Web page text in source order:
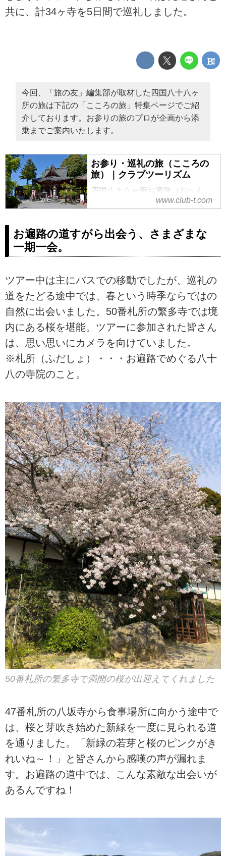
共に、計34ヶ寺を5日間で巡礼しました。
今回、「旅の友」編集部が取材した四国八十八ヶ
所の旅は下記の「こころの旅」特集ページでご紹
介しております。お参りの旅のプロが企画から添
乗までご案内いたします。
お参り・巡礼の旅（こころの
旅）｜クラブツーリズム
四国八十八ヶ所お遍路（おへん
ろ）旅ツアーなら、三十余年の経
も安心。その他、西国・坂東・秩
www.club-t.com
お遍路の道すがら出会う、さまざまな
一期一会。
ツアー中は主にバスでの移動でしたが、巡礼の
道をたどる途中では、春という時季ならではの
自然に出会いました。50番札所の繁多寺では境
内にある桜を堪能。ツアーに参加された皆さん
は、思い思いにカメラを向けていました。
※札所（ふだしょ）・・・お遍路でめぐる八十
八の寺院のこと。
50番札所の繁多寺で満開の桜が出迎えてくれました
47番札所の八坂寺から食事場所に向かう途中で
は、桜と芽吹き始めた新緑を一度に見られる道
を通りました。「新緑の若芽と桜のピンクがき
れいね～！」と皆さんから感嘆の声が漏れま
す。お遍路の道中では、こんな素敵な出会いが
あるんですね！